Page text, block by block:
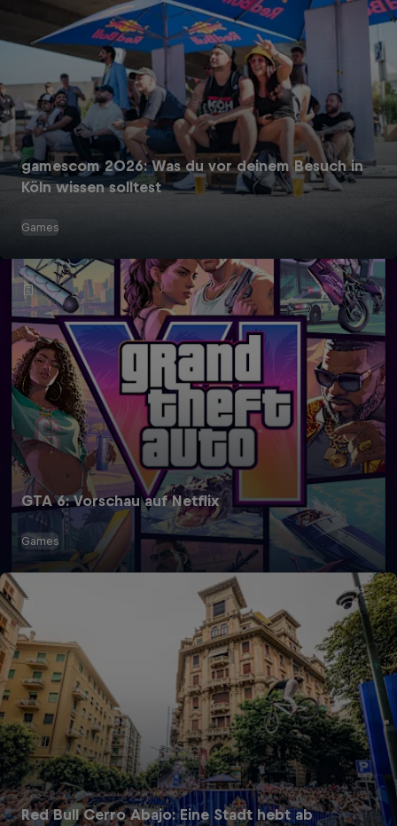
gamescom 2026: Was du vor deinem Besuch in
Köln wissen solltest
Games
GTA 6: Vorschau auf Netflix
Games
Red Bull Cerro Abajo: Eine Stadt hebt ab